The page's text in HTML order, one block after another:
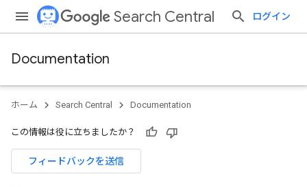
Search Central ログイン
Documentation
ホーム Search Central Documentation
この情報は役に立ちましたか？
フィードバックを送信